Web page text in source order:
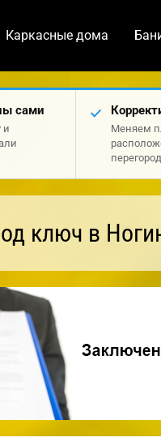
Каркасные дома
сами
и
Меняем
ключ в